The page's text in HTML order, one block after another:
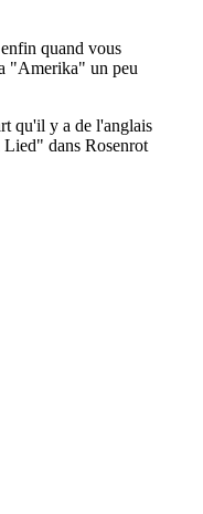
quand vous
"Amerika" un peu
qu'il y a de l'anglais
dans Rosenrot